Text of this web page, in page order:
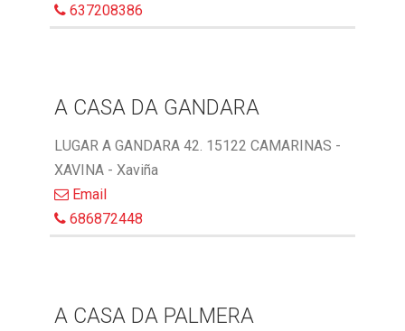
637208386
A CASA DA GANDARA
LUGAR A GANDARA 42. 15122 CAMARINAS -
XAVINA - Xaviña
Email
686872448
A CASA DA PALMERA